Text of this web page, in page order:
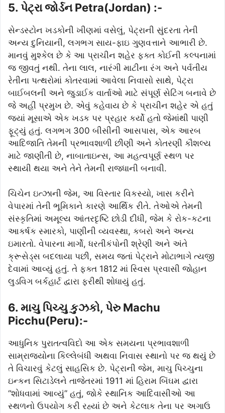
5. પેટ્રા જોર્ડન Petra(Jordan) :-
સેન્ડસ્ટોન ખડકોની ખીણમાં વસેલું, પેટ્રાની સુંદરતા તેની
અન્ય દુનિયાની, લગભગ સાય-ફાઇ ગુણવત્તાને આભારી છે.
માનવું મુશ્કેલ છે કે આ પ્રાચીન શહેર ફક્ત કોઈની કલ્પનામાં
જ જીવતું નથી. તેના લાલ, નારંગી માટીના રંગ અને પર્વતીય
રેતીના પત્થરોમાં કોતરવામાં આવેલા નિવાસો સાથે, પેટ્રા
બાઈબલની અને જુડાઈક વાર્તાઓ માટે સંપૂર્ણ સેટિંગ બનાવે છે
જે અહીં પ્રમુખ છે. એવું કહેવાય છે કે પ્રાચીન શહેર એ હતું
જ્યાં મૂસાએ એક ખડક પર પ્રહાર કર્યો હતો જેમાંથી પાણી
ફૂટ્યું હતું. લગભગ 300 બીસીની આસપાસ, એક આરબ
આદિજાતિ તેમની પ્રભાવશાળી છીણી અને કોતરણી કૌશલ્ય
માટે જાણીતી છે, નાબાતાઇન્સ, આ મહત્વપૂર્ણ સ્થળ પર
સ્થાયી થયા અને તેને તેમની રાજધાની બનાવી.
ચિચેન ઇત્ઝાની જેમ, આ વિસ્તાર વિકસ્યો, ખાસ કરીને
વેપારમાં તેની ભૂમિકાને કારણે આર્થિક રીતે. તેઓએ તેમની
સંસ્કૃતિમાં અમૂલ્ય આંતરદૃષ્ટિ છોડી દીધી, જેમ કે રોક-કટના
આકર્ષક સ્મારકો, પાણીની વ્યવસ્થા, કબરો અને અન્ય
ઇમારતો. વેપારના માર્ગો, ધરતીકંપોની શ્રેણી અને અંતે
ક્રૂસેડ્સ બદલાયા પછી, સમય જતાં પેટ્રાને મોટાભાગે ત્યજી
દેવામાં આવ્યું હતું. તે ફક્ત 1812 માં સ્વિસ પ્રવાસી જોહાન
લુડવિગ બર્કહાર્ટ દ્વારા ફરીથી શોધાયું હતું.
6. માચુ પિચ્ચુ કુઝકો, પેરુ Machu
Picchu(Peru):-
આધુનિક પુરાતત્વવિદો આ એક સમયના પ્રભાવશાળી
સામ્રાજ્યોના કિલ્લેબંધી અથવા નિવાસ સ્થાનો પર જ થયું છે
તે વિચારવું કેટલું સાહસિક છે. પેટ્રાની જેમ, માચુ પિચ્ચુના
ઇન્કન સિટાડેલને તાજેતરમાં 1911 માં હિરામ બિંઘમ દ્વારા
“શોધવામાં આવ્યું” હતું, જોકે સ્થાનિક આદિવાસીઓ આ
સ્થળનો ઉપયોગ કરી રહ્યાં છે અને કેટલાક તેના પર અગાઉ